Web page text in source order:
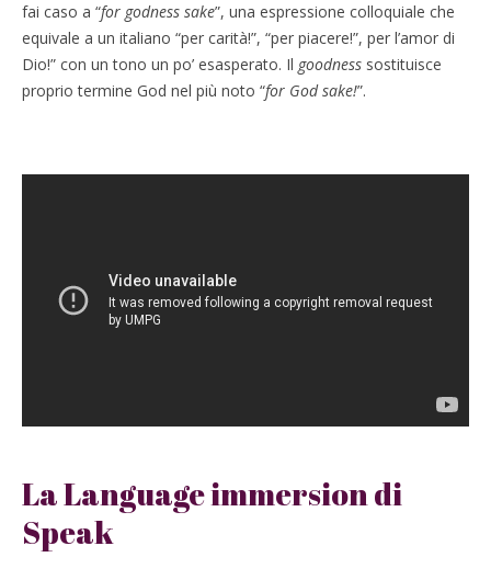
fai caso a “for godness sake”, una espressione colloquiale che
equivale a un italiano “per carità!”, “per piacere!”, per l’amor di
Dio!” con un tono un po’ esasperato. Il goodness sostituisce
proprio termine God nel più noto “for God sake!”.
La Language immersion di
Speak